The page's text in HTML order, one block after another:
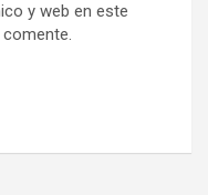
y web en este